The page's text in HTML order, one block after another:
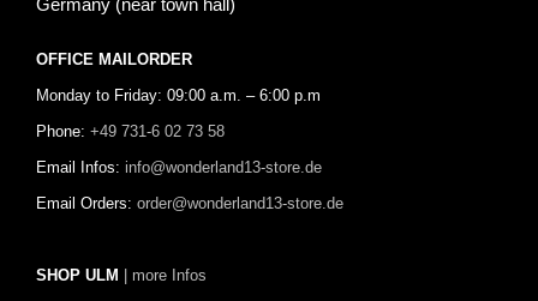
OFFICE MAILORDER
Monday to Friday: 09:00 a.m. – 6:00 p.m
Phone: +49 731-6 02 73 58
Email Infos: info@wonderland13-store.de
Email Orders: order@wonderland13-store.de
SHOP ULM | more Infos